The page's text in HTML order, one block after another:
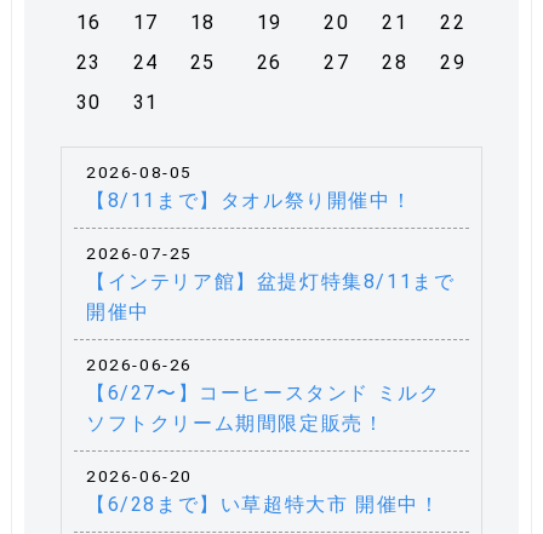
16
17 18 19 20 21
22
23
24 25 26 27 28
29
30
31
2026-08-05
【8/11まで】タオル祭り開催中！
2026-07-25
【インテリア館】盆提灯特集8/11まで
開催中
2026-06-26
【6/27〜】コーヒースタンド ミルク
ソフトクリーム期間限定販売！
2026-06-20
【6/28まで】い草超特大市 開催中！